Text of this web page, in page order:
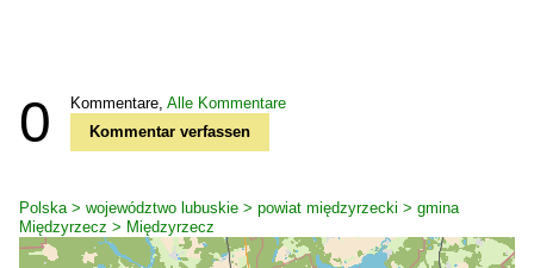
0 Kommentare, Alle Kommentare
Kommentar verfassen
Polska > województwo lubuskie > powiat międzyrzecki > gmina
Międzyrzecz > Międzyrzecz